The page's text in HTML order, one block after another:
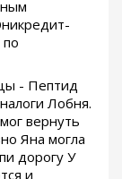
- Пептид
Лобня.
вернуть
Яна могла
дорогу У
и